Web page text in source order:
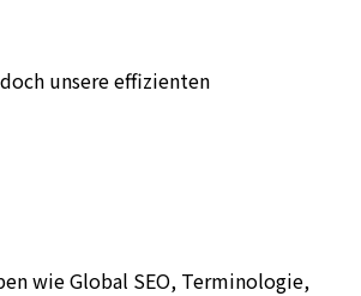
unsere effizienten
wie Global SEO, Terminologie,